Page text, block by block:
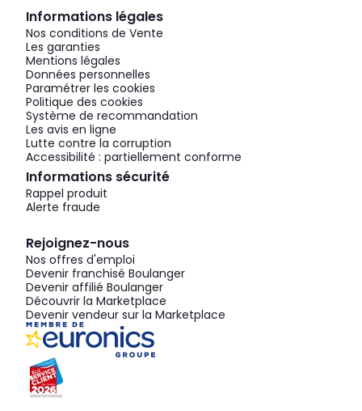
Informations légales
Nos conditions de Vente
Les garanties
Mentions légales
Données personnelles
Paramétrer les cookies
Politique des cookies
Système de recommandation
Les avis en ligne
Lutte contre la corruption
Accessibilité : partiellement conforme
Informations sécurité
Rappel produit
Alerte fraude
Rejoignez-nous
Nos offres d'emploi
Devenir franchisé Boulanger
Devenir affilié Boulanger
Découvrir la Marketplace
Devenir vendeur sur la Marketplace